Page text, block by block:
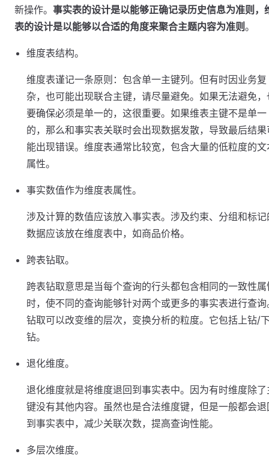
新操作。 事实表的设计是以能够正确记录历史信息为准则，
表的设计是以能够以合适的角度来聚合主题内容为准则。
维度表结构。
维度表谨记一条原则：包含单一主键列。但有时因业务复
杂，也可能出现联合主键，请尽量避免。如果无法避免，
要确保必须是单一的，这很重要。如果维表主键不是单一
的，那么和事实表关联时会出现数据发散，导致最后结果
能出现错误。维度表通常比较宽，包含大量的低粒度的文
属性。
事实数值作为维度表属性。
涉及计算的数值应该放入事实表。涉及约束、分组和标记
数据应该放在维度表中，如商品价格。
跨表钻取。
跨表钻取意思是当每个查询的行头都包含相同的一致性属
时，使不同的查询能够针对两个或更多的事实表进行查询
钻取可以改变维的层次，变换分析的粒度。它包括上钻/
钻。
退化维度。
退化维度就是将维度退回到事实表中。因为有时维度除了
键没有其他内容。虽然也是合法维度键，但是一般都会退
到事实表中，减少关联次数，提高查询性能。
多层次维度。